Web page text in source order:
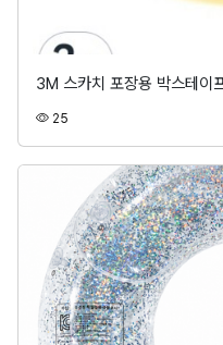
3M 스카치 포장용 박스테
25